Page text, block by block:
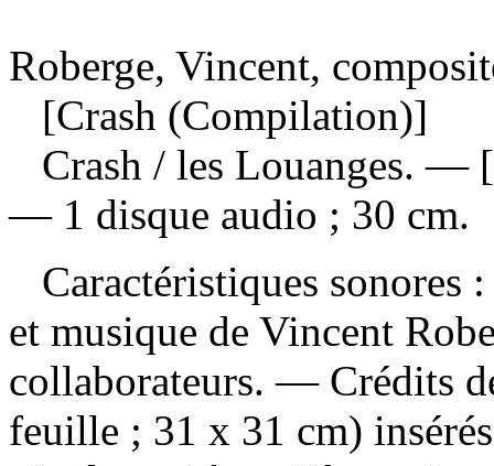
Roberge, Vincent,
[Crash (Compilation)]
Crash / les Louanges. —
— 1 disque audio ; 30 cm.
Caractéristiques sonores
et musique de Vincent
collaborateurs. — Crédits
feuille ; 31 x 31 cm)